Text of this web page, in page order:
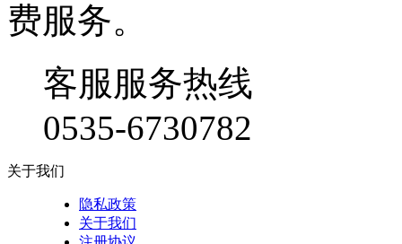
费服务。
客服服务热线
0535-6730782
关于我们
隐私政策
关于我们